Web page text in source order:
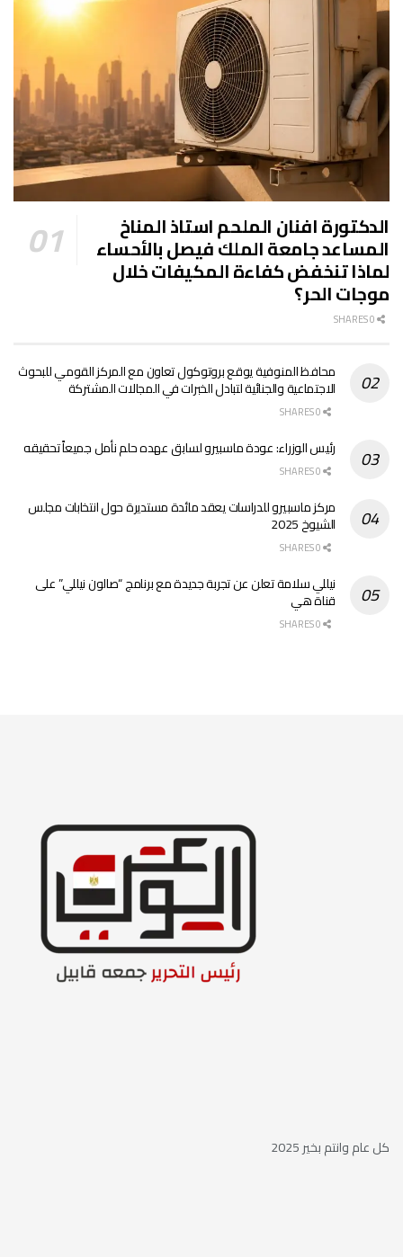
الدكتورة افنان الملحم استاذ المناخ
المساعد جامعة الملك فيصل بالأحساء
لماذا تنخفض كفاءة المكيفات خلال
موجات الحر؟
محافظ المنوفية يوقع بروتوكول تعاون مع المركز القومي للبحوث
الاجتماعية والجنائية لتبادل الخبرات في المجالات المشتركة
رئيس الوزراء: عودة ماسبيرو لسابق عهده حلم نأمل جميعاً تحقيقه
مركز ماسبيرو للدراسات يعقد مائدة مستديرة حول انتخابات مجلس
الشيوخ 2025
نيللي سلامة تعلن عن تجربة جديدة مع برنامج “صالون نيللي” على
قناة هي
كل عام وانتم بخير 2025